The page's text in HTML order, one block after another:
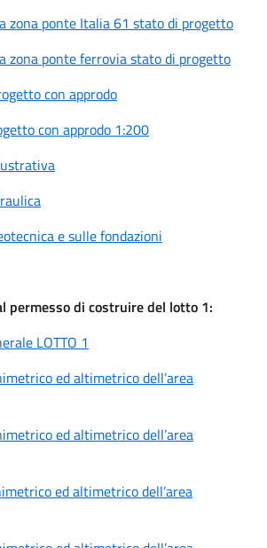
zona ponte Italia 61 stato di progetto
zona ponte ferrovia stato di progetto
con approdo
con approdo 1:200
e sulle fondazioni
permesso di costruire del lotto 1:
LOTTO 1
ed altimetrico dell’area
ed altimetrico dell’area
ed altimetrico dell’area